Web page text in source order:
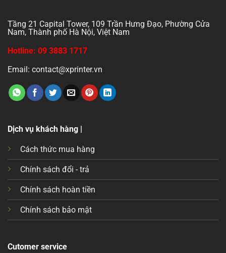
Tầng 21 Capital Tower, 109 Trần Hưng Đạo, Phường Cửa
Nam, Thành phố Hà Nội, Việt Nam
Hotline: 09 3883 1717
Email: contact@xprinter.vn
Dịch vụ khách hàng |
Cách thức mua hàng
Chính sách đổi - trả
Chính sách hoàn tiền
Chính sách bảo mật
Cutomer service